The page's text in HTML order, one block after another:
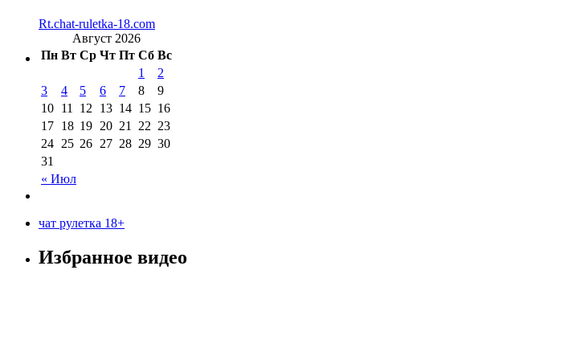
Rt.chat-ruletka-18.com
Август 2026
Пн Вт Ср Чт Пт Сб Вс
« Июл
1
2
3
4 5 6 7 8
9
10 11 12 13 14 15 16
17 18 19 20 21 22 23
24 25 26 27 28 29 30
31
чат рулетка 18+
Избранное видео